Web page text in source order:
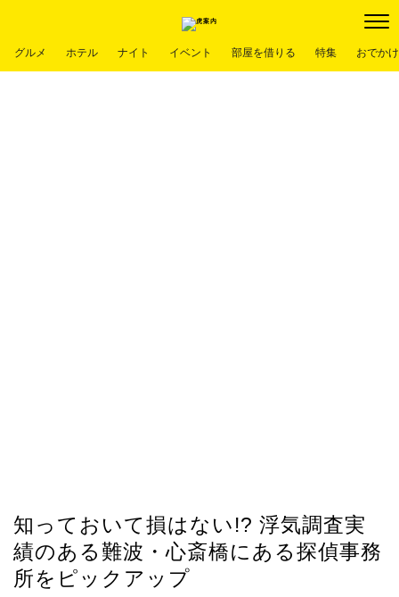
グルメ ホテル ナイト イベント 部屋を借りる 特集 おでか
知っておいて損はない!? 浮気調査実
績のある難波・心斎橋にある探偵事務
所をピックアップ